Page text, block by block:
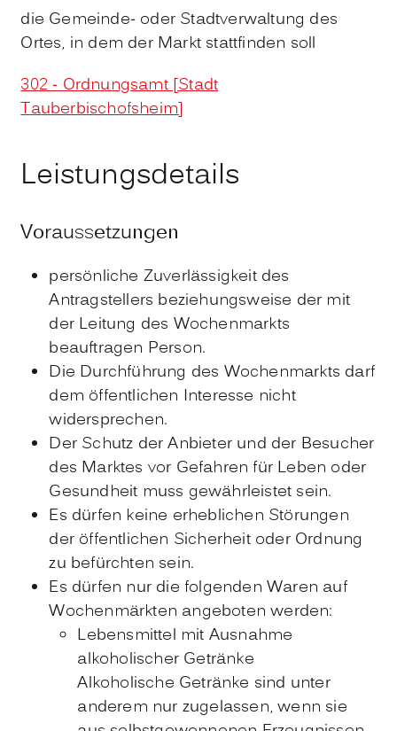
die Gemeinde- oder Stadtverwaltung des
Ortes, in dem der Markt stattfinden soll
302 - Ordnungsamt [Stadt
Tauberbischofsheim]
Leistungsdetails
Voraussetzungen
persönliche Zuverlässigkeit des
Antragstellers beziehungsweise der mit
der Leitung des Wochenmarkts
beauftragen Person.
Die Durchführung des Wochenmarkts darf
dem öffentlichen Interesse nicht
widersprechen.
Der Schutz der Anbieter und der Besucher
des Marktes vor Gefahren für Leben oder
Gesundheit muss gewährleistet sein.
Es dürfen keine erheblichen Störungen
der öffentlichen Sicherheit oder Ordnung
zu befürchten sein.
Es dürfen nur die folgenden Waren auf
Wochenmärkten angeboten werden:
Lebensmittel mit Ausnahme
alkoholischer Getränke
Alkoholische Getränke sind unter
anderem nur zugelassen, wenn sie